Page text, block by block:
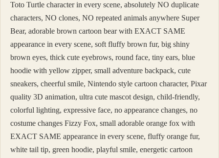
Toto Turtle character in every scene, absolutely NO duplicate
characters, NO clones, NO repeated animals anywhere Super
Bear, adorable brown cartoon bear with EXACT SAME
appearance in every scene, soft fluffy brown fur, big shiny
brown eyes, thick cute eyebrows, round face, tiny ears, blue
hoodie with yellow zipper, small adventure backpack, cute
sneakers, cheerful smile, Nintendo style cartoon character, Pixar
quality 3D animation, ultra cute mascot design, child-friendly,
colorful lighting, expressive face, no appearance changes, no
costume changes Fizzy Fox, small adorable orange fox with
EXACT SAME appearance in every scene, fluffy orange fur,
white tail tip, green hoodie, playful smile, energetic cartoon